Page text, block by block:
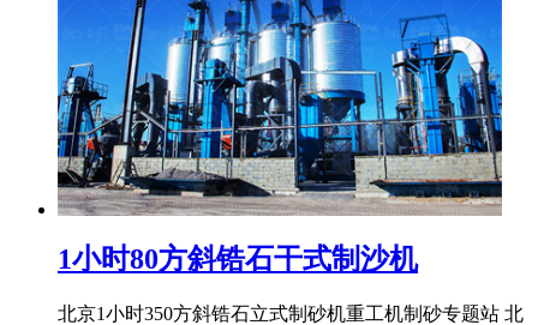
1小时80方斜锆石干式制沙机
北京1小时350方斜锆石立式制砂机重工机制砂专题站 北